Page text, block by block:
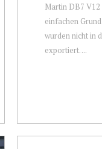
Martin DB7
einfachen
wurden nicht in
exportiert. ...